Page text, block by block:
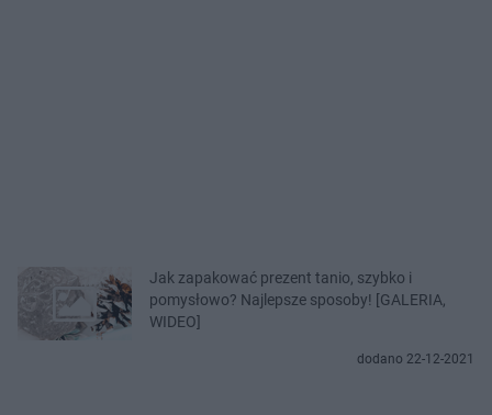
Jak zapakować prezent tanio, szybko i
pomysłowo? Najlepsze sposoby! [GALERIA,
WIDEO]
dodano 22-12-2021